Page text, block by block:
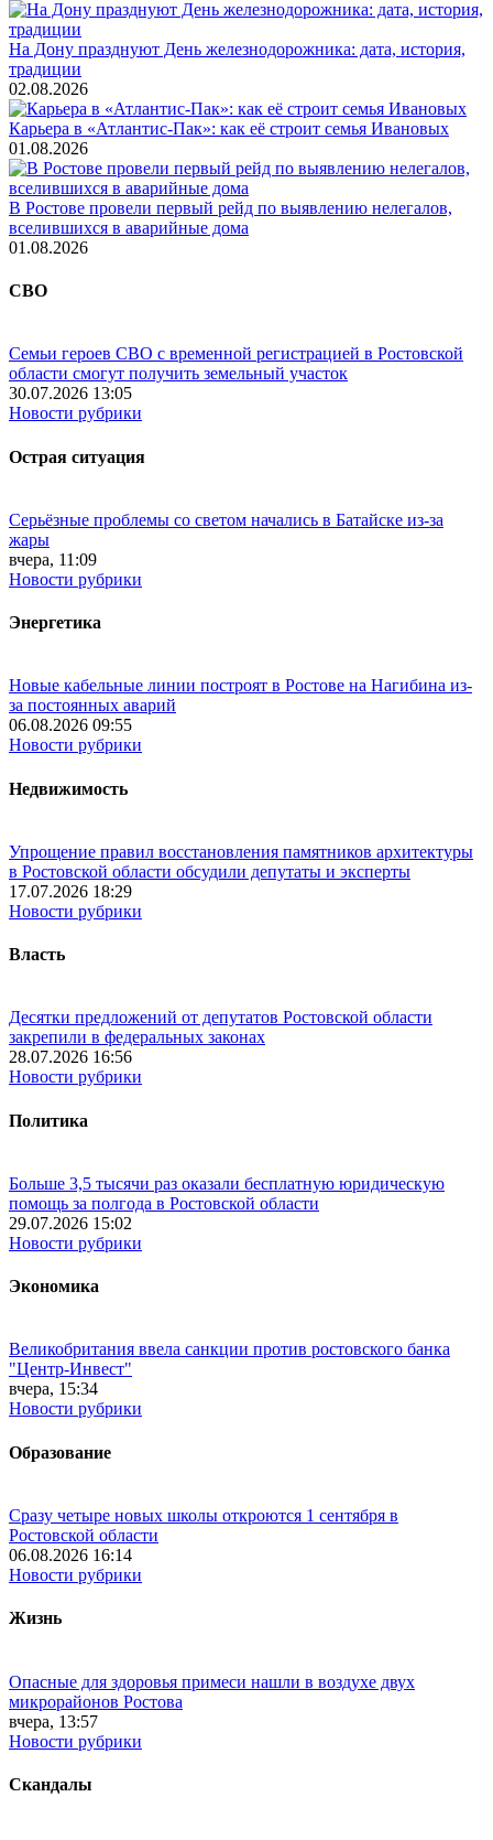
На Дону празднуют День железнодорожника: дата, история,
традиции
02.08.2026
Карьера в «Атлантис-Пак»: как её строит семья Ивановых
01.08.2026
В Ростове провели первый рейд по выявлению нелегалов,
вселившихся в аварийные дома
01.08.2026
СВО
Семьи героев СВО с временной регистрацией в Ростовской
области смогут получить земельный участок
30.07.2026 13:05
Новости рубрики
Острая ситуация
Серьёзные проблемы со светом начались в Батайске из-за
жары
вчера, 11:09
Новости рубрики
Энергетика
Новые кабельные линии построят в Ростове на Нагибина из-
за постоянных аварий
06.08.2026 09:55
Новости рубрики
Недвижимость
Упрощение правил восстановления памятников архитектуры
в Ростовской области обсудили депутаты и эксперты
17.07.2026 18:29
Новости рубрики
Власть
Десятки предложений от депутатов Ростовской области
закрепили в федеральных законах
28.07.2026 16:56
Новости рубрики
Политика
Больше 3,5 тысячи раз оказали бесплатную юридическую
помощь за полгода в Ростовской области
29.07.2026 15:02
Новости рубрики
Экономика
Великобритания ввела санкции против ростовского банка
"Центр-Инвест"
вчера, 15:34
Новости рубрики
Образование
Сразу четыре новых школы откроются 1 сентября в
Ростовской области
06.08.2026 16:14
Новости рубрики
Жизнь
Опасные для здоровья примеси нашли в воздухе двух
микрорайонов Ростова
вчера, 13:57
Новости рубрики
Скандалы